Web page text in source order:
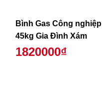
Bình Gas Công nghiệp
45kg Gia Đình Xám
1820000₫